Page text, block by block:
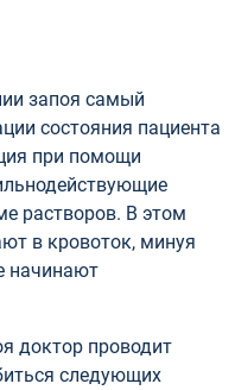
запоя самый
состояния пациента
при помощи
растворов. В этом
в кровоток, минуя
начинают
доктор проводит
следующих